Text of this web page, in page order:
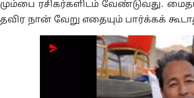
மும்பை ரசிகர்களிடம் வேண்டுவது.
தவிர நான் வேறு எதையும் பார்க்கக்